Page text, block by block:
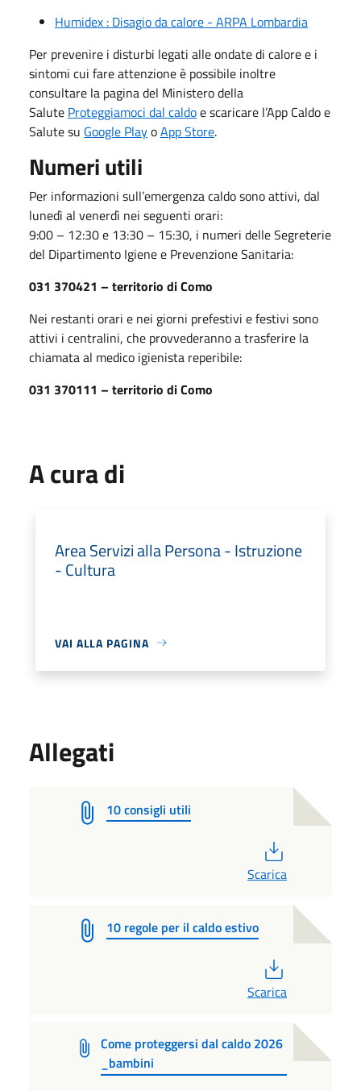
Humidex : Disagio da calore - ARPA Lombardia
Per prevenire i disturbi legati alle ondate di calore e i
sintomi cui fare attenzione è possibile inoltre
consultare la pagina del Ministero della
Salute Proteggiamoci dal caldoe scaricare l’App Caldo e
Salute su Google PlayoApp Store.
Numeri utili
Per informazioni sull’emergenza caldo sono attivi, dal
lunedì al venerdì nei seguenti orari:
9:00 – 12:30 e 13:30 – 15:30, i numeri delle Segreterie
del Dipartimento Igiene e Prevenzione Sanitaria:
031 370421 – territorio di Como
Nei restanti orari e nei giorni prefestivi e festivi sono
attivi i centralini, che provvederanno a trasferire la
chiamata al medico igienista reperibile:
031 370111 – territorio di Como
A cura di
Area Servizi alla Persona - Istruzione
- Cultura
VAI ALLA PAGINA
Allegati
10 consigli utili
Scarica
10 regole per il caldo estivo
Scarica
Come proteggersi dal caldo 2026
_bambini